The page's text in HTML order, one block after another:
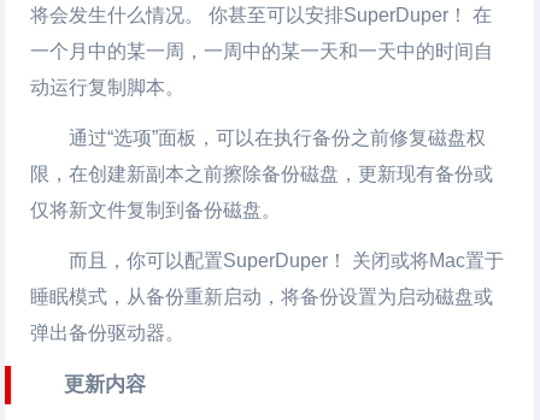
将会发生什么情况。 你甚至可以安排SuperDuper！ 在
一个月中的某一周，一周中的某一天和一天中的时间自
动运行复制脚本。
通过“选项”面板，可以在执行备份之前修复磁盘权
限，在创建新副本之前擦除备份磁盘，更新现有备份或
仅将新文件复制到备份磁盘。
而且，你可以配置SuperDuper！ 关闭或将Mac置于
睡眠模式，从备份重新启动，将备份设置为启动磁盘或
弹出备份驱动器。
更新内容